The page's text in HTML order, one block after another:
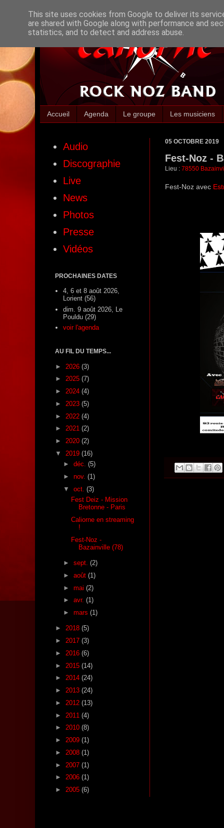
Accueil Agenda Le groupe Les musiciens
05 OCTOBRE 2019
Fest-Noz -
Lieu : 78550
Fest-Noz avec
Audio
Discographie
Live
News
Photos
Presse
Vidéos
PROCHAINES DATES
4, 6 et 8 août 2026,
Lorient (56)
dim. 9 août 2026, Le
Pouldu (29)
voir l'agenda
AU FIL DU TEMPS...
► 2026 (3)
► 2025 (7)
► 2024 (4)
► 2023 (5)
► 2022 (4)
► 2021 (2)
► 2020 (2)
▼ 2019 (16)
► déc. (5)
► nov. (1)
▼ oct. (3)
Fest Deiz - Mission
Bretonne - Paris
Caliorne en streaming
!
Fest-Noz -
Bazainville (78)
► sept. (2)
► août (1)
► mai (2)
► avr. (1)
► mars (1)
► 2018 (5)
► 2017 (3)
► 2016 (6)
► 2015 (14)
► 2014 (24)
► 2013 (24)
► 2012 (13)
► 2011 (4)
► 2010 (8)
► 2009 (1)
► 2008 (1)
► 2007 (1)
► 2006 (1)
► 2005 (6)
This site uses cookies from Google to deliver its
are shared with Google along with performance and
statistics, and to detect and address abuse.